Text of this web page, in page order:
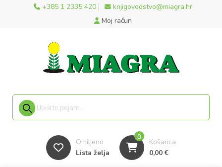
+385 1 2335 420
knjigovodstvo@miagra.hr
Moj račun
Products search
Omiljeno
Lista želja
0
Košarica
0,00€